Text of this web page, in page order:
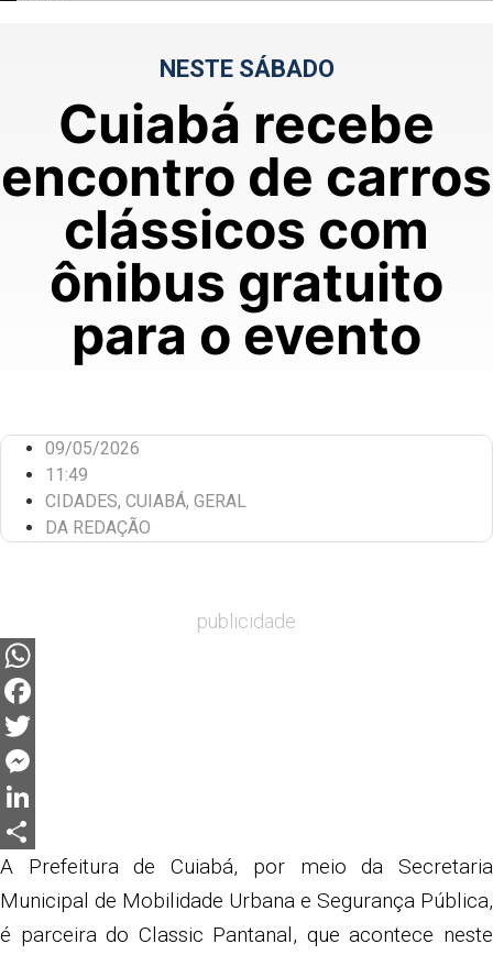
NESTE SÁBADO
Cuiabá recebe
encontro de carros
clássicos com
ônibus gratuito
para o evento
09/05/2026
11:49
CIDADES, CUIABÁ, GERAL
DA REDAÇÃO
publicidade
WhatsApp
Facebook
Twitter
Messenger
LinkedIn
Share
A Prefeitura de Cuiabá, por meio da Secretaria
Municipal de Mobilidade Urbana e Segurança Pública,
é parceira do Classic Pantanal, que acontece neste